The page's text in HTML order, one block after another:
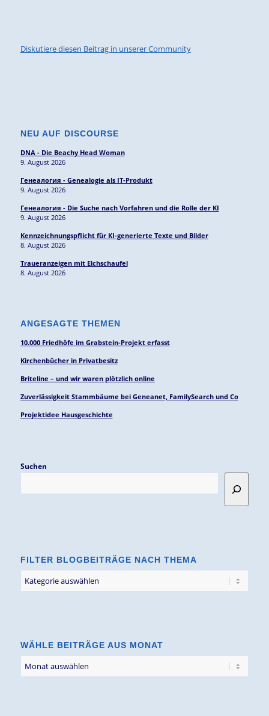
Diskutiere diesen Beitrag in unserer Community
NEU AUF DISCOURSE
DNA - Die Beachy Head Woman
9. August 2026
Генеалогия - Genealogie als IT-Produkt
9. August 2026
Генеалогия - Die Suche nach Vorfahren und die Rolle der KI
9. August 2026
Kennzeichnungspflicht für KI-generierte Texte und Bilder
8. August 2026
Traueranzeigen mit Elchschaufel
8. August 2026
ANGESAGTE THEMEN
10.000 Friedhöfe im Grabstein-Projekt erfasst
Kirchenbücher in Privatbesitz
Briteline – und wir waren plötzlich online
Zuverlässigkeit Stammbäume bei Geneanet, FamilySearch und Co
Projektidee Hausgeschichte
Suchen
FILTER BLOGBEITRÄGE NACH THEMA
Filter
Blogbeiträge
WÄHLE BEITRÄGE AUS MONAT